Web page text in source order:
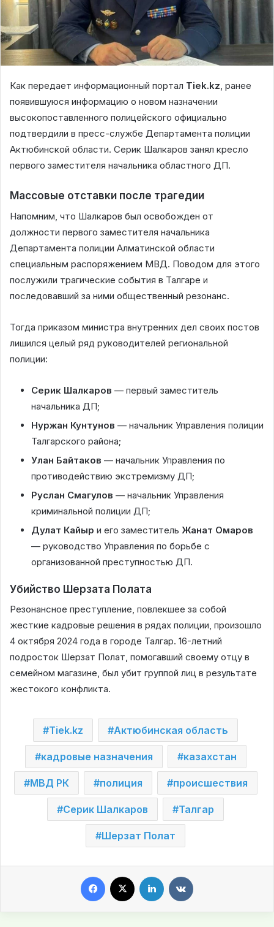
Как передает информационный портал Tiek.kz, ранее
появившуюся информацию о новом назначении
высокопоставленного полицейского официально
подтвердили в пресс-службе Департамента полиции
Актюбинской области. Серик Шалкаров занял кресло
первого заместителя начальника областного ДП.
Массовые отставки после трагедии
Напомним, что Шалкаров был освобожден от
должности первого заместителя начальника
Департамента полиции Алматинской области
специальным распоряжением МВД. Поводом для этого
послужили трагические события в Талгаре и
последовавший за ними общественный резонанс.
Тогда приказом министра внутренних дел своих постов
лишился целый ряд руководителей региональной
полиции:
Серик Шалкаров — первый заместитель
начальника ДП;
Нуржан Кунтунов — начальник Управления полиции
Талгарского района;
Улан Байтаков — начальник Управления по
противодействию экстремизму ДП;
Руслан Смагулов — начальник Управления
криминальной полиции ДП;
Дулат Кайыр и его заместитель Жанат Омаров
— руководство Управления по борьбе с
организованной преступностью ДП.
Убийство Шерзата Полата
Резонансное преступление, повлекшее за собой
жесткие кадровые решения в рядах полиции, произошло
4 октября 2024 года в городе Талгар. 16-летний
подросток Шерзат Полат, помогавший своему отцу в
семейном магазине, был убит группой лиц в результате
жестокого конфликта.
Tiek.kz Актюбинская область
кадровые назначения казахстан
МВД РК полиция происшествия
Серик Шалкаров Талгар
Шерзат Полат